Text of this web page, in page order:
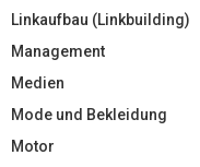
Linkaufbau (Linkbuilding)
Management
Medien
Mode und Bekleidung
Motor